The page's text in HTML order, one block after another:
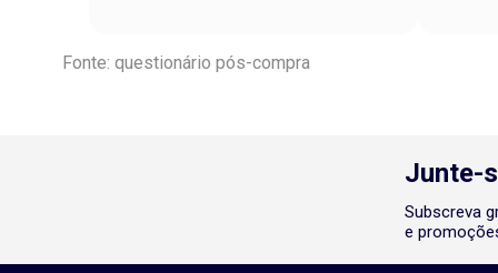
Fonte: questionário pós-compra
Junte-
Subscreva
e